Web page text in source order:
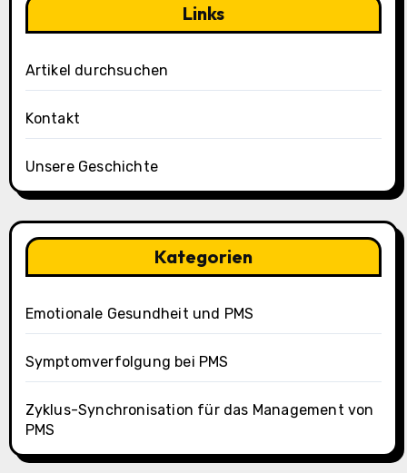
Links
Artikel durchsuchen
Kontakt
Unsere Geschichte
Kategorien
Emotionale Gesundheit und PMS
Symptomverfolgung bei PMS
Zyklus-Synchronisation für das Management von
PMS